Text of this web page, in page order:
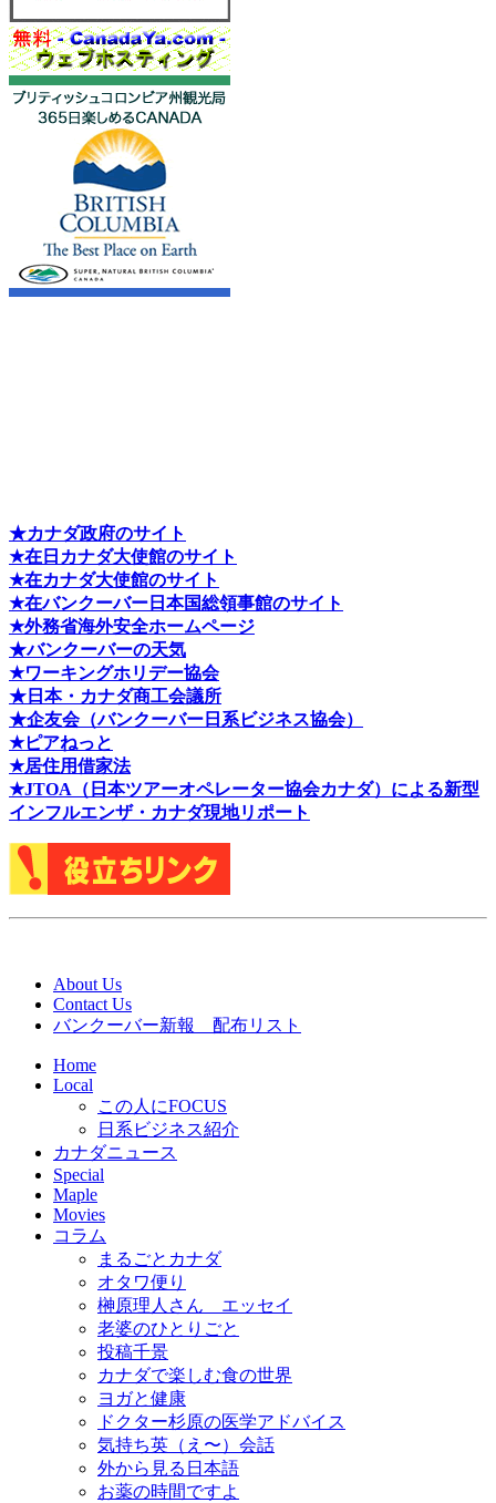
★カナダ政府のサイト
★在日カナダ大使館のサイト
★在カナダ大使館のサイト
★在バンクーバー日本国総領事館のサイト
★外務省海外安全ホームページ
★バンクーバーの天気
★ワーキングホリデー協会
★日本・カナダ商工会議所
★企友会（バンクーバー日系ビジネス協会）
★ピアねっと
★居住用借家法
★JTOA（日本ツアーオペレーター協会カナダ）による新型
インフルエンザ・カナダ現地リポート
About Us
Contact Us
バンクーバー新報 配布リスト
Home
Local
この人にFOCUS
日系ビジネス紹介
カナダニュース
Special
Maple
Movies
コラム
まるごとカナダ
オタワ便り
榊原理人さん エッセイ
老婆のひとりごと
投稿千景
カナダで楽しむ食の世界
ヨガと健康
ドクター杉原の医学アドバイス
気持ち英（え〜）会話
外から見る日本語
お薬の時間ですよ